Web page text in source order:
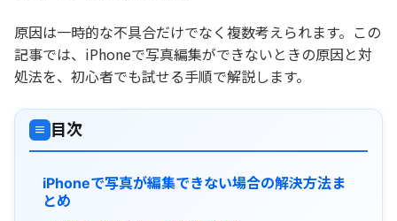
原因は一時的な不具合だけでなく複数考えられます。この
記事では、iPhoneで写真編集ができないときの原因と対
処法を、初心者でも試せる手順で解説します。
≡ 目次
iPhoneで写真が編集できない場合の解決方法ま
とめ